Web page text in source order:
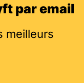
par email
meilleurs